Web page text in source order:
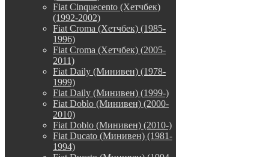
Fiat Cinquecento (Хетчбек)
(1992-2002)
Fiat Croma (Хетчбек) (1985-
1996)
Fiat Croma (Хетчбек) (2005-
2011)
Fiat Daily (Минивен) (1978-
1999)
Fiat Daily (Минивен) (1999-)
Fiat Doblo (Минивен) (2000-
2010)
Fiat Doblo (Минивен) (2010-)
Fiat Ducato (Минивен) (1981-
1994)